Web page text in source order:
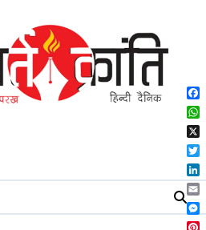
X